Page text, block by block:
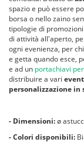
spazio e può essere
borsa o nello zaino
tipologie di
di attività all'aperto,
ogni evenienza, per
e getta quando esce,
e ad un portachiavi
distribuire a vari
personalizzazione in
- Dimensioni:ø
- Colori disponibili: